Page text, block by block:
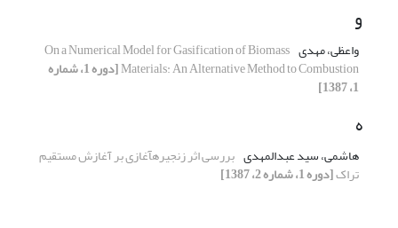
و
واعظی، مهدی On a Numerical Model for Gasification of Biomass
Materials: An Alternative Method to Combustion [دوره 1، شماره
1، 1387]
ه
هاشمی، سید عبدالمهدی بررسی اثر زنجیرهآغازی بر آغازش مستقیم
تراک[دوره 1، شماره 2، 1387]